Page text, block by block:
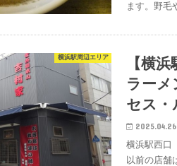
ます。野毛
横浜駅周辺エリア
【横
ラーメ
セス・
2025.04.26
横浜駅西口
以前の店舗